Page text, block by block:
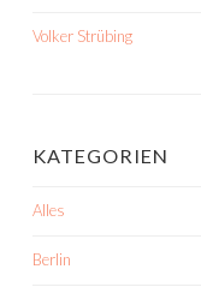
Volker Strübing
KATEGORIEN
Alles
Berlin